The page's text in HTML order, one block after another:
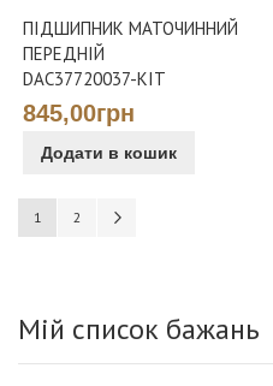
ПІДШИПНИК МАТОЧИННИЙ
ПЕРЕДНІЙ
DAC37720037-KIT
845,00грн
Додати в кошик
Сторінка
You're currently reading page
1 Сторінка
2
Мій список бажань